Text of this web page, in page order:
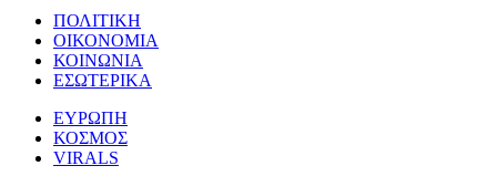
ΠΟΛΙΤΙΚΗ
ΟΙΚΟΝΟΜΙΑ
ΚΟΙΝΩΝΙΑ
ΕΣΩΤΕΡΙΚΑ
ΕΥΡΩΠΗ
ΚΟΣΜΟΣ
VIRALS